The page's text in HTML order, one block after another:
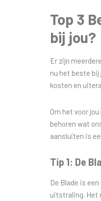
Top 3
bij jou?
Er zijn
nu het beste bij
kosten en
Om het voor
behoren wat
aansluiten is
Tip 1: De
De Blade is
uitstraling. Het